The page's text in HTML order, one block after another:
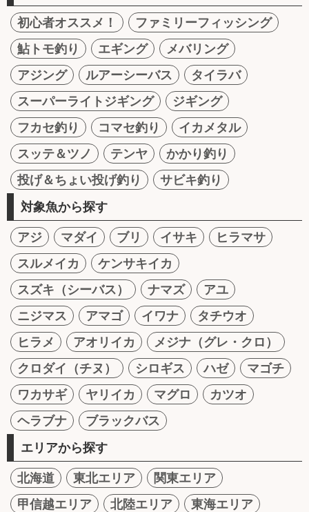
初心者オススメ！
ファミリーフィッシング
鮎トモ釣り
エギング
メバリング
アジング
ルアーシーバス
タイラバ
スーパーライトジギング
ジギング
フカセ釣り
コマセ釣り
イカメタル
スッテ＆ツノ
テンヤ
かかり釣り
投げ＆ちょい投げ釣り
サビキ釣り
対象魚から探す
アジ マダイ ブリ イサキ
ヒラマサ
スルメイカ
ケンサキイカ
スズキ（シーバス）
ナマズ
アユ
ニジマス
アマゴ イワナ
タチウオ
ヒラメ
アオリイカ
メジナ（グレ・クロ）
クロダイ（チヌ）
シロギス ハゼ
マゴチ
ワカサギ
ヤリイカ マグロ
カツオ
ヘラブナ
ブラックバス
エリアから探す
北海道 東北エリア
関東エリア
甲信越エリア
北陸エリア
東海エリア